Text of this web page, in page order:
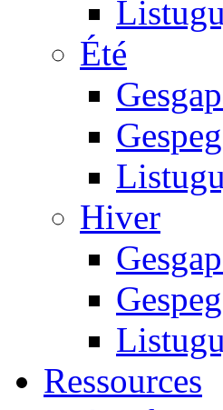
Été
Gespeg
Hiver
Gespeg
Ressources